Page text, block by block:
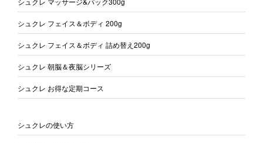
シュクレ フェイス＆ボディ 200g
シュクレ フェイス＆ボディ 詰め替え200g
シュクレ 朝脳＆夜脳シリーズ
シュクレ お得な定期コース
シュクレの使い方